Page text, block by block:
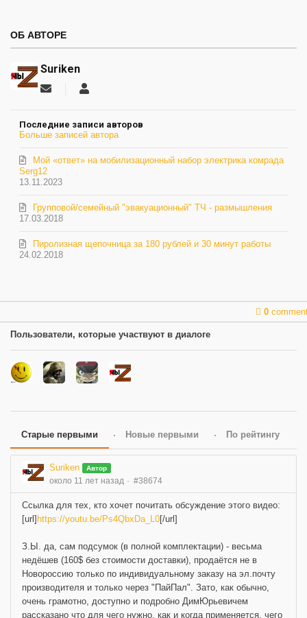
ОБ АВТОРЕ
Suriken
Подписаться
автора
Последние записи авторов
Больше записей автора
13.11.2023
Мой «ответ» на мобилизационный набор электрика комрада
Serg12
17.03.2018
Групповой/семейный "эвакуационный" ТЧ - размышления
24.02.2018
Пиролизная щепочница за 180 рублей и 30 минут работы
0
Пользователи, которые участвуют в диалоге
Старые первыми Новые первыми По рейтингу
Suriken Автор
около 11 лет назад #38674
Ссылка для тех, кто хочет почитать обсуждение этого видео:
[url]https://youtu.be/Ps4QbxDa_L0[/url]
З.Ы. да, сам подсумок (в полной комплектации) - весьма
недёшев (160$ без стоимости доставки), продаётся не в
Новороссию только по индивидуальному заказу на эл.почту
производителя и только через "ПайПал". Зато, как обычно,
очень грамотно, доступно и подробно ДимЮрьевичем
рассказано что для чего нужно, как и когда применяется, чего